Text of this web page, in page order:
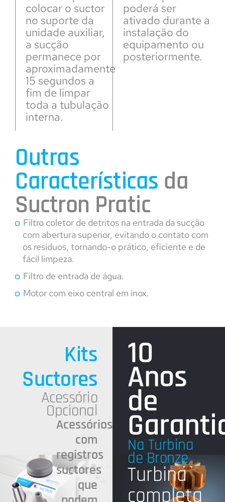
colocar o suctor
no suporte da
unidade auxiliar,
a sucção
permanece por
aproximadamente
15 segundos a
fim de limpar
toda a tubulação
interna.
poderá ser
ativado durante a
instalação do
equipamento ou
posteriormente.
Outras
Características da
Suctron Pratic
Filtro coletor de detritos na entrada da sucção
com abertura superior, evitando o contato com
os resíduos, tornando-o prático, eficiente e de
fácil limpeza.
Filtro de entrada de água.
Motor com eixo central em inox.
Kits
Suctores
Acessório
Opcional
Acessórios
com
registros
suctores
que
10
Anos
de
Na Turbina
de Bronze
Turbina
completa